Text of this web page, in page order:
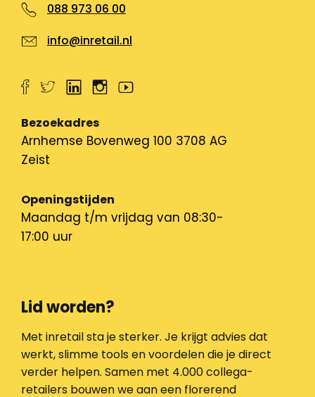
088 973 06 00
info@inretail.nl
Bezoekadres
Arnhemse Bovenweg 100 3708 AG
Zeist
Openingstijden
Maandag t/m vrijdag van 08:30-
17:00 uur
Lid worden?
Met inretail sta je sterker. Je krijgt advies dat
werkt, slimme tools en voordelen die je direct
verder helpen. Samen met 4.000 collega-
retailers bouwen we aan een florerend